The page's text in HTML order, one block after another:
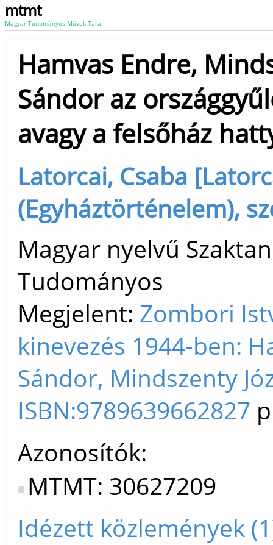
mtmt
Magyar Tudományos Művek Tára
Hamvas Endre,
Sándor az
avagy a felsőház
Latorcai, Csaba
(Egyháztörténelem),
Magyar nyelvű
Tudományos
Megjelent: Zombori
kinevezés 1944-ben:
Sándor, Mindszenty
ISBN:9789639662827
Azonosítók
MTMT: 30627209
Idézett közlemények